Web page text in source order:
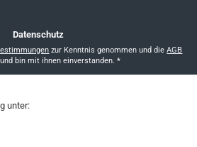
Datenschutz
zur Kenntnis genommen und dieAGB
bin mit ihnen einverstanden. *
unter: